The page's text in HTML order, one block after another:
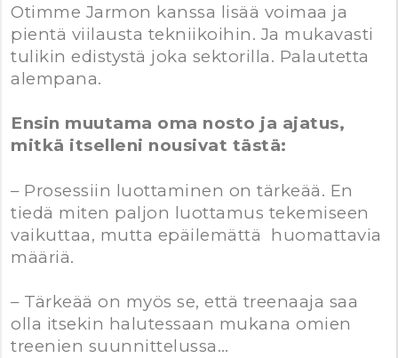
Otimme Jarmon kanssa lisää voimaa ja
pientä viilausta tekniikoihin. Ja mukavasti
tulikin edistystä joka sektorilla. Palautetta
alempana.
Ensin muutama oma nosto ja ajatus,
mitkä itselleni nousivat tästä:
– Prosessiin luottaminen on tärkeää. En
tiedä miten paljon luottamus tekemiseen
vaikuttaa, mutta epäilemättä huomattavia
määriä.
– Tärkeää on myös se, että treenaaja saa
olla itsekin halutessaan mukana omien
treenien suunnittelussa…